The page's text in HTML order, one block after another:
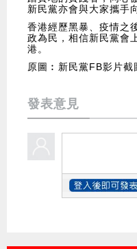
新民黨亦會與大家攜手
香港經歷黑暴、疫情之
政為民，相信新民黨會
港。
原圖︰新民黨FB影片截
發表意見